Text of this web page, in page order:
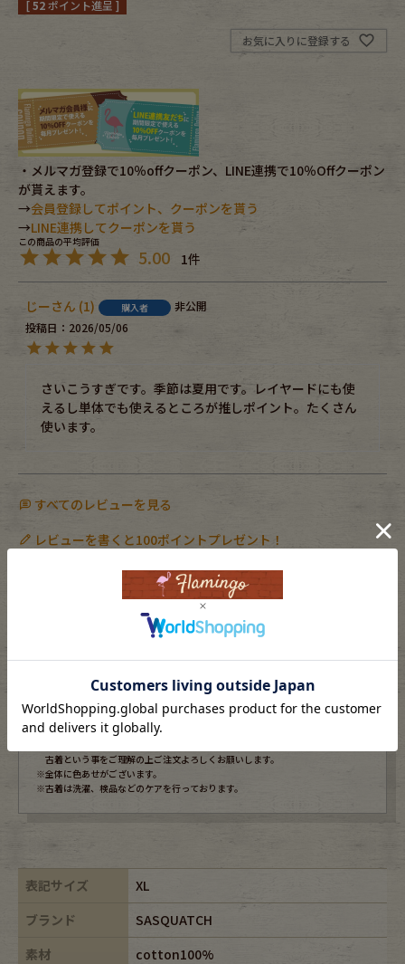
小物・アクセサリーから探す
Bag
Accessory Shoes
Belt antique goods
Keyring
FAFATT
[52ポイント進呈 ]
お気に入りに登録する
・メルマガ登録で10％offクーポン、LINE連携で10％Offクーポン
が貰えます。
→会員登録してポイント、クーポンを貰う
→LINE連携してクーポンを貰う
5.00 1
じー 1 購入者
非公開
投稿日
2026/05/06
さいこうすぎです。季節は夏用です。レイヤードにも使
えるし単体でも使えるところが推しポイント。たくさん
使います。
すべてのレビューを見る
レビューを書くと100ポイントプレゼント！
商品コンディション
部分的に目立つ使用感やダメージがある商品
古着という事をご理解の上ご注文よろしくお願いします。
※全体に色あせがございます。
※古着は洗濯、検品などのケアを行っております。
表記サイズ
XL
ブランド
SASQUATCH
素材
cotton100%